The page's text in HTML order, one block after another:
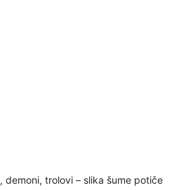
demoni, trolovi – slika šume potiče